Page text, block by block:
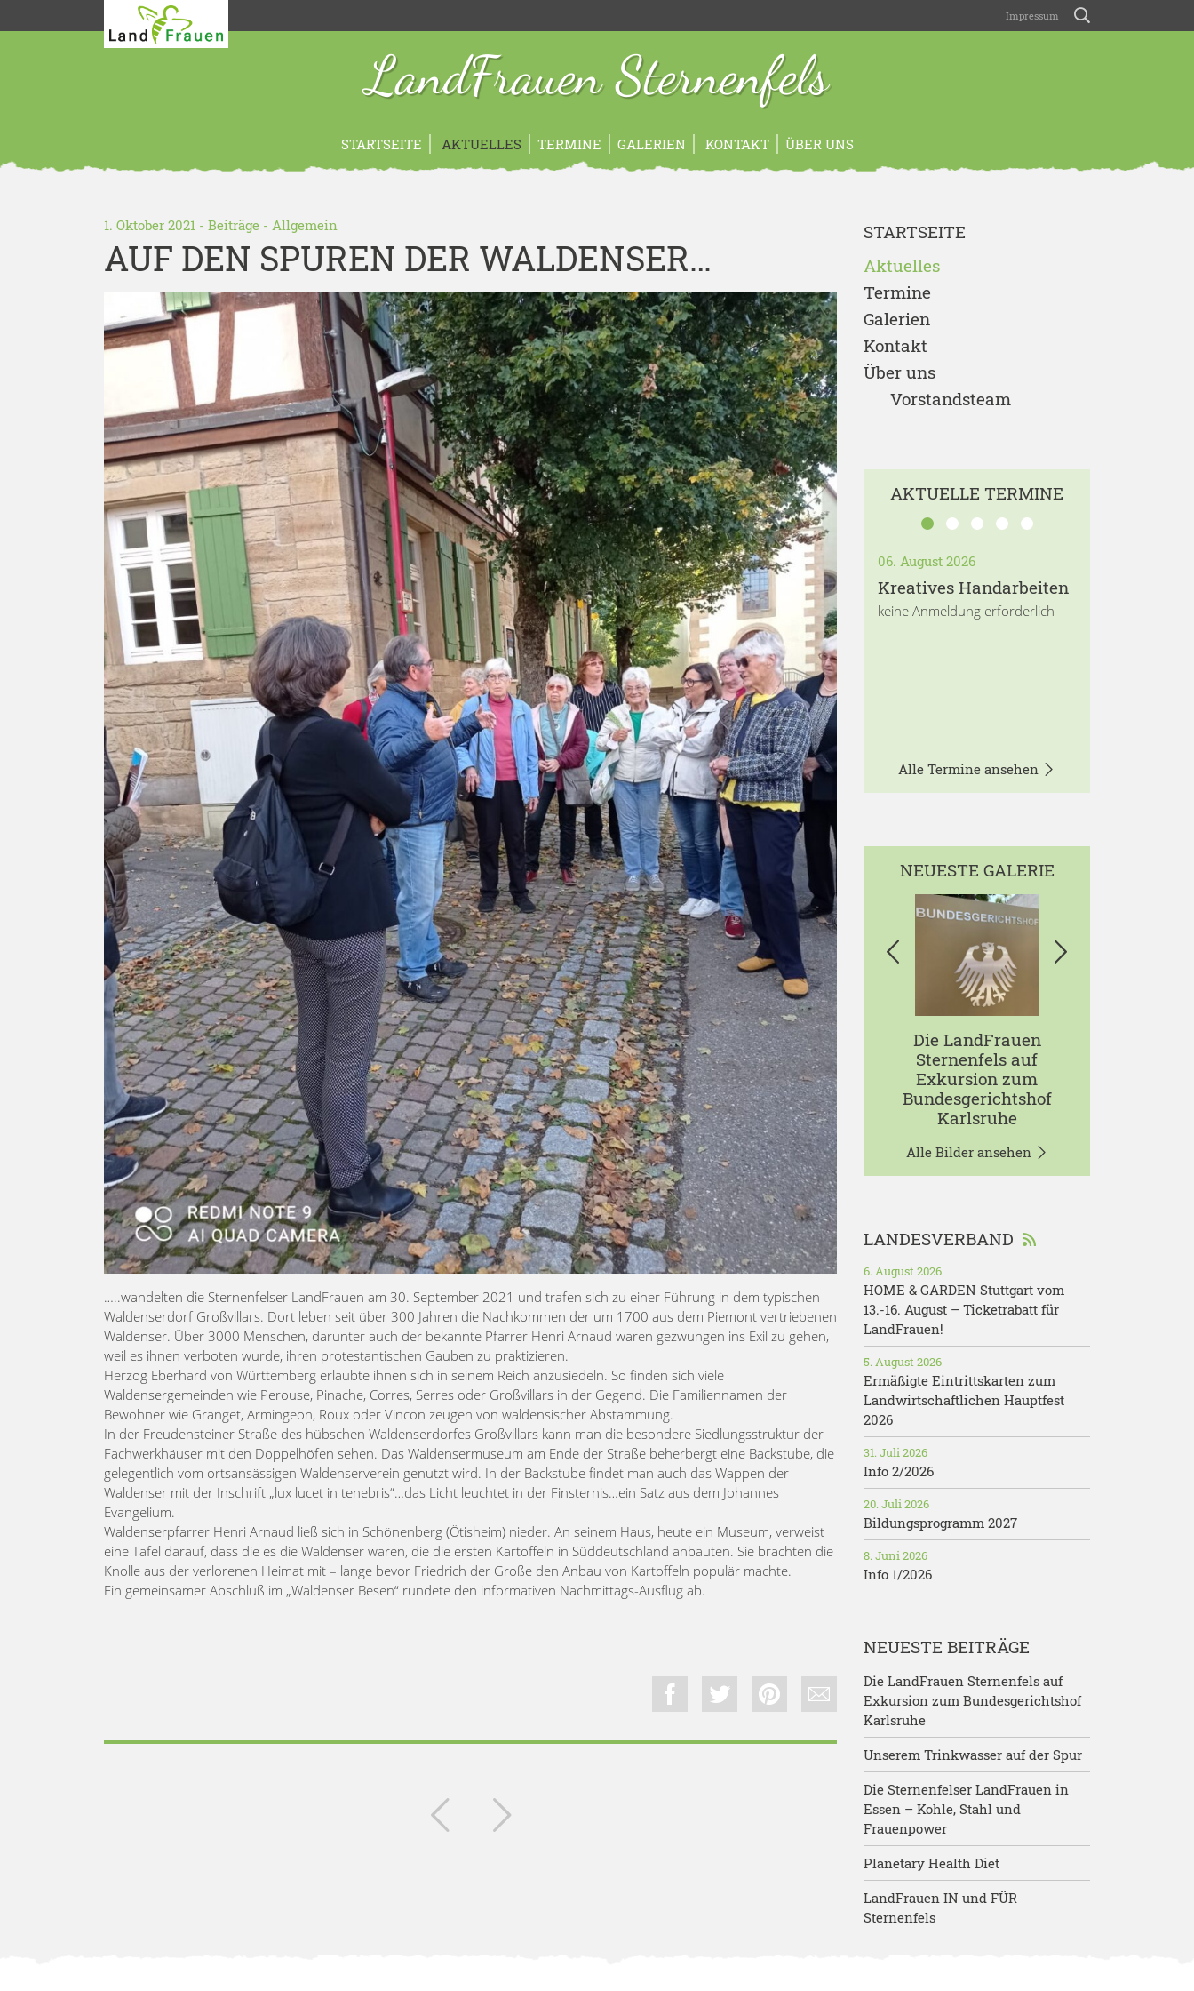
Impressum
LandFrauen Sternenfels
STARTSEITE AKTUELLES TERMINE GALERIEN KONTAKT ÜBER UNS
1. Oktober 2021 - Beiträge - Allgemein
AUF DEN SPUREN DER WALDENSER…
…..wandelten die Sternenfelser LandFrauen am 30. September 2021 und trafen sich zu einer Führung in dem typischen
Waldenserdorf Großvillars. Dort leben seit über 300 Jahren die Nachkommen der um 1700 aus dem Piemont vertriebenen
Waldenser. Über 3000 Menschen, darunter auch der bekannte Pfarrer Henri Arnaud waren gezwungen ins Exil zu gehen,
weil es ihnen verboten wurde, ihren protestantischen Gauben zu praktizieren.
Herzog Eberhard von Württemberg erlaubte ihnen sich in seinem Reich anzusiedeln. So finden sich viele
Waldensergemeinden wie Perouse, Pinache, Corres, Serres oder Großvillars in der Gegend. Die Familiennamen der
Bewohner wie Granget, Armingeon, Roux oder Vincon zeugen von waldensischer Abstammung.
In der Freudensteiner Straße des hübschen Waldenserdorfes Großvillars kann man die besondere Siedlungsstruktur der
Fachwerkhäuser mit den Doppelhöfen sehen. Das Waldensermuseum am Ende der Straße beherbergt eine Backstube, die
gelegentlich vom ortsansässigen Waldenserverein genutzt wird. In der Backstube findet man auch das Wappen der
Waldenser mit der Inschrift „lux lucet in tenebris“…das Licht leuchtet in der Finsternis…ein Satz aus dem Johannes
Evangelium.
Waldenserpfarrer Henri Arnaud ließ sich in Schönenberg (Ötisheim) nieder. An seinem Haus, heute ein Museum, verweist
eine Tafel darauf, dass die es die Waldenser waren, die die ersten Kartoffeln in Süddeutschland anbauten. Sie brachten die
Knolle aus der verlorenen Heimat mit – lange bevor Friedrich der Große den Anbau von Kartoffeln populär machte.
Ein gemeinsamer Abschluß im „Waldenser Besen“ rundete den informativen Nachmittags-Ausflug ab.
STARTSEITE
Aktuelles
Termine
Galerien
Kontakt
Über uns
Vorstandsteam
AKTUELLE TERMINE
06. August 2026
Kreatives Handarbeiten
keine Anmeldung erforderlich
Alle Termine ansehen
NEUESTE GALERIE
Die LandFrauen
Sternenfels auf
Exkursion zum
Bundesgerichtshof
Karlsruhe
Alle Bilder ansehen
LANDESVERBAND
HOME & GARDEN Stuttgart vom
13.-16. August – Ticketrabatt für
LandFrauen!
6. August 2026
Ermäßigte Eintrittskarten zum
Landwirtschaftlichen Hauptfest
2026
5. August 2026
Info 2/2026
31. Juli 2026
Bildungsprogramm 2027
20. Juli 2026
Info 1/2026
8. Juni 2026
NEUESTE BEITRÄGE
Die LandFrauen Sternenfels auf
Exkursion zum Bundesgerichtshof
Karlsruhe
Unserem Trinkwasser auf der Spur
Die Sternenfelser LandFrauen in
Essen – Kohle, Stahl und
Frauenpower
Planetary Health Diet
LandFrauen IN und FÜR
Sternenfels